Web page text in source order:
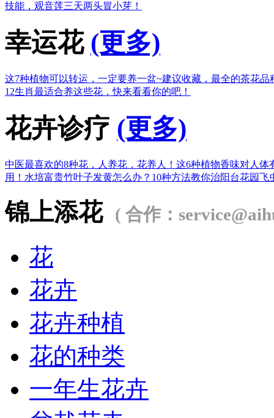
技能，观音莲三天两头冒小芽！
幸运花 (更多)
这7种植物可以转运，一定要养一盆~建议收藏，最全的茶花品
12生肖最适合养这些花，快来看看你的吧！
花卉诊疗 (更多)
中医最喜欢的8种花，人养花，花养人！ 这6种植物香味对人体
用！ 水培富贵竹叶子发黄怎么办？ 10种方法教你治阳台花园飞
锦上添花 ( 合作：
花
花卉
花卉种植
花的种类
一年生花卉